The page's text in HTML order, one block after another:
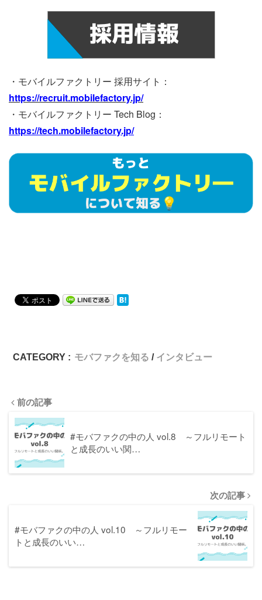
・モバイルファクトリー 採用サイト：
https://recruit.mobilefactory.jp/
・モバイルファクトリー Tech Blog：
https://tech.mobilefactory.jp/
CATEGORY : モバファクを知る インタビュー
前の記事
#モバファクの中の人 vol.8 ～フルリモート
と成長のいい関…
次の記事
#モバファクの中の人 vol.10 ～フルリモー
トと成長のいい…